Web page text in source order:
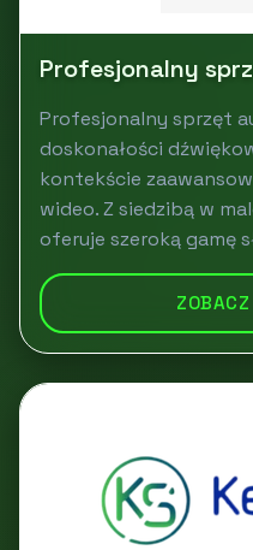
Profesjonalny
Profesjonalny sprzęt
doskonałości
kontekście
wideo. Z siedzibą w
oferuje szeroką gamę